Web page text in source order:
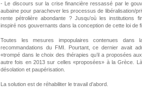
- Le discours sur la crise financière ressassé par le
aubaine pour parachever les processus de libéralisation/
rente pétrolière abondante ? Jusqu’où les institutions
inspiré nos gouvernants dans la conception de cette loi de
Toutes les mesures impopulaires contenues dans
recommandations du FMI. Pourtant, ce dernier avait
«trompé dans le choix des thérapies qu’il a proposées
autre fois en 2013 sur celles «proposées» à la Grèce.
désolation et paupérisation.
La solution est de réhabiliter le travail d’abord.